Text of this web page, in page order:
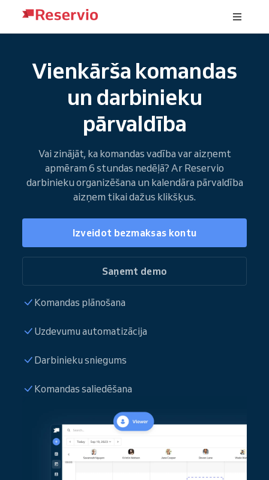
Vienkārša komandas
un darbinieku
pārvaldība
Vai zinājāt, ka komandas vadība var aizņemt
apmēram 6 stundas nedēļā? Ar Reservio
darbinieku organizēšana un kalendāra pārvaldība
aizņem tikai dažus klikšķus.
Izveidot bezmaksas kontu
Saņemt demo
Komandas plānošana
Uzdevumu automatizācija
Darbinieku sniegums
Komandas saliedēšana